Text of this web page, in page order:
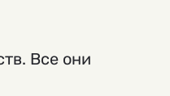
Все они